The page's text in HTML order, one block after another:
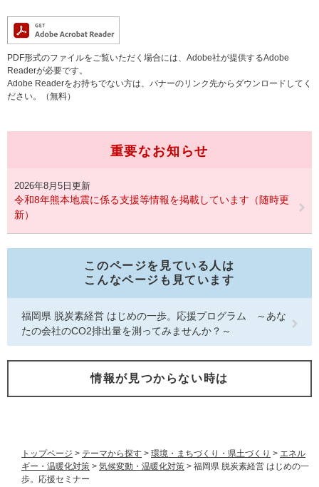
トップページ > テーマから探す > 環境・まちづくり・県土づくり > エネル
ギー・温暖化対策 > 気候変動・温暖化対策 > 福岡県 脱炭素経営 はじめの一
歩。応援セミナー
PDF形式のファイルをご覧いただく場合には、Adobe社が提供するAdobe
Readerが必要です。
Adobe Readerをお持ちでない方は、バナーのリンク先からダウンロードしてく
ださい。（無料）
重要なお知らせ
2026年8月5日更新
令和8年熊本地震に係る支援等情報を掲載しています（随時更
新）
このページを見ている人は
こんなページも見ています
福岡県 脱炭素経営 はじめの一歩。応援プログラム ～あな
たの会社のCO2排出量を測ってみませんか？～
情報が見つからない時は